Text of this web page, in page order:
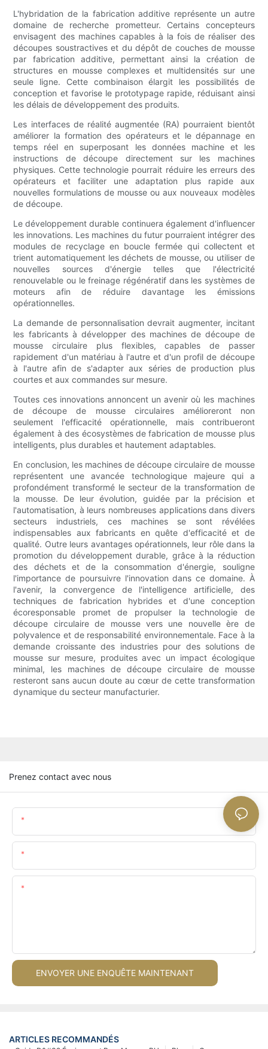
L'hybridation de la fabrication additive représente un autre
domaine de recherche prometteur. Certains concepteurs
envisagent des machines capables à la fois de réaliser des
découpes soustractives et du dépôt de couches de mousse
par fabrication additive, permettant ainsi la création de
structures en mousse complexes et multidensités sur une
seule ligne. Cette combinaison élargit les possibilités de
conception et favorise le prototypage rapide, réduisant ainsi
les délais de développement des produits.
Les interfaces de réalité augmentée (RA) pourraient bientôt
améliorer la formation des opérateurs et le dépannage en
temps réel en superposant les données machine et les
instructions de découpe directement sur les machines
physiques. Cette technologie pourrait réduire les erreurs des
opérateurs et faciliter une adaptation plus rapide aux
nouvelles formulations de mousse ou aux nouveaux modèles
de découpe.
Le développement durable continuera également d'influencer
les innovations. Les machines du futur pourraient intégrer des
modules de recyclage en boucle fermée qui collectent et
trient automatiquement les déchets de mousse, ou utiliser de
nouvelles sources d'énergie telles que l'électricité
renouvelable ou le freinage régénératif dans les systèmes de
moteurs afin de réduire davantage les émissions
opérationnelles.
La demande de personnalisation devrait augmenter, incitant
les fabricants à développer des machines de découpe de
mousse circulaire plus flexibles, capables de passer
rapidement d'un matériau à l'autre et d'un profil de découpe
à l'autre afin de s'adapter aux séries de production plus
courtes et aux commandes sur mesure.
Toutes ces innovations annoncent un avenir où les machines
de découpe de mousse circulaires amélioreront non
seulement l'efficacité opérationnelle, mais contribueront
également à des écosystèmes de fabrication de mousse plus
intelligents, plus durables et hautement adaptables.
En conclusion, les machines de découpe circulaire de mousse
représentent une avancée technologique majeure qui a
profondément transformé le secteur de la transformation de
la mousse. De leur évolution, guidée par la précision et
l'automatisation, à leurs nombreuses applications dans divers
secteurs industriels, ces machines se sont révélées
indispensables aux fabricants en quête d'efficacité et de
qualité. Outre leurs avantages opérationnels, leur rôle dans la
promotion du développement durable, grâce à la réduction
des déchets et de la consommation d'énergie, souligne
l'importance de poursuivre l'innovation dans ce domaine. À
l'avenir, la convergence de l'intelligence artificielle, des
techniques de fabrication hybrides et d'une conception
écoresponsable promet de propulser la technologie de
découpe circulaire de mousse vers une nouvelle ère de
polyvalence et de responsabilité environnementale. Face à la
demande croissante des industries pour des solutions de
mousse sur mesure, produites avec un impact écologique
minimal, les machines de découpe circulaire de mousse
resteront sans aucun doute au cœur de cette transformation
dynamique du secteur manufacturier.
Prenez contact avec nous
ENVOYER UNE ENQUÊTE MAINTENANT
ARTICLES RECOMMANDÉS